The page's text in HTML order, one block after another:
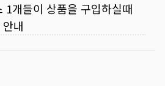
1개들이 상품을 구입하실때
내